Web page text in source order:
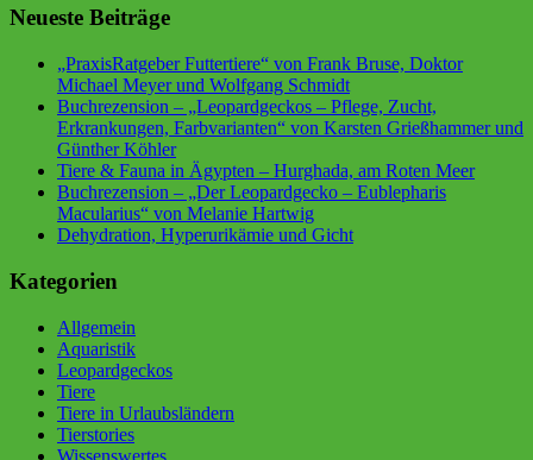
Neueste Beiträge
„PraxisRatgeber Futtertiere“ von Frank Bruse, Doktor
Michael Meyer und Wolfgang Schmidt
Buchrezension – „Leopardgeckos – Pflege, Zucht,
Erkrankungen, Farbvarianten“ von Karsten Grießhammer und
Günther Köhler
Tiere & Fauna in Ägypten – Hurghada, am Roten Meer
Buchrezension – „Der Leopardgecko – Eublepharis
Macularius“ von Melanie Hartwig
Dehydration, Hyperurikämie und Gicht
Kategorien
Allgemein
Aquaristik
Leopardgeckos
Tiere
Tiere in Urlaubsländern
Tierstories
Wissenswertes